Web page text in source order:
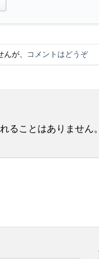
が、 コメントはどうぞ
ることはありません。